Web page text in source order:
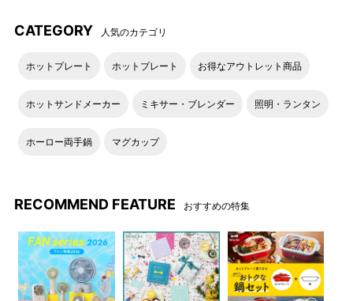
CATEGORY 人気のカテゴリ
ホットプレート ホットプレート お得なアウトレット商品
ホットサンドメーカー ミキサー・ブレンダー 照明・ランタン
ホーロー両手鍋 マグカップ
RECOMMEND FEATURE おすすめの特集